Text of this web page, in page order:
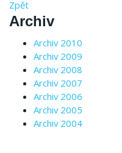
Zpět
Archiv
Archiv 2010
Archiv 2009
Archiv 2008
Archiv 2007
Archiv 2006
Archiv 2005
Archiv 2004